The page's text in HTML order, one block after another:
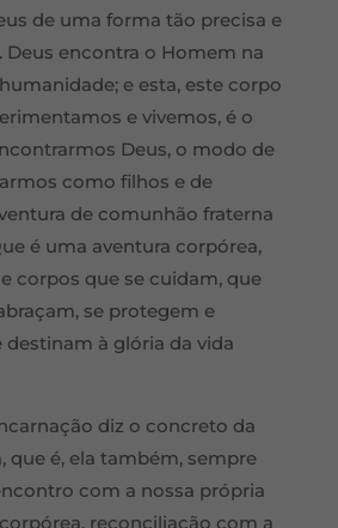
de uma forma tão precisa e
Deus encontra o Homem na
e esta, este corpo
e vivemos, é o
Deus, o modo de
como filhos e de
de comunhão fraterna
é uma aventura corpórea,
corpos que se cuidam, que
se protegem e
destinam à glória da vida
diz o concreto da
, que é, ela também, sempre
com a nossa própria
rea, reconciliação com a